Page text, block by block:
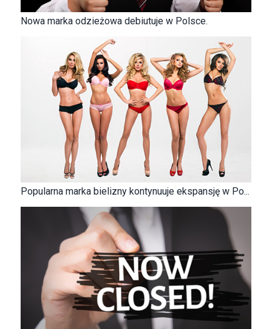
Nowa marka odzieżowa debiutuje w Polsce.
Popularna marka bielizny kontynuuje ekspansję w Po...